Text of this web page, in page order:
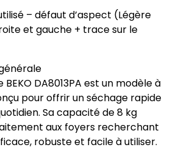
– défaut d’aspect (Légère
et gauche + trace sur le
DA8013PA est un modèle à
pour offrir un séchage rapide
Sa capacité de 8 kg
aux foyers recherchant
robuste et facile à utiliser.